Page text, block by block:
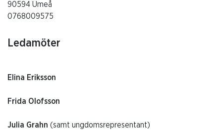
90594 Umeå
0768009575
Ledamöter
Elina Eriksson
Frida Olofsson
Julia Grahn (samt ungdomsrepresentant)